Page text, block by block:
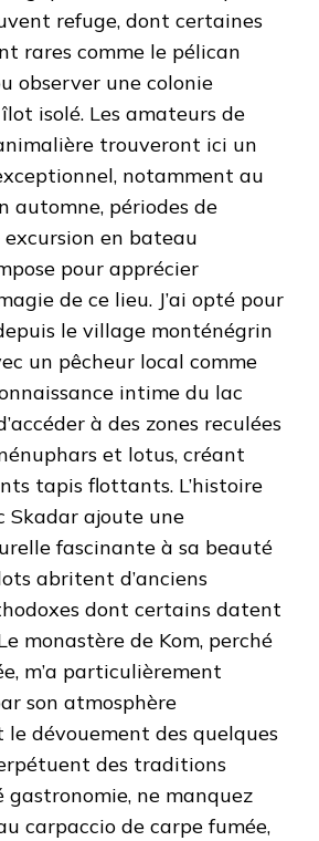
refuge, dont certaines
rares comme le pélican
observer une colonie
isolé. Les amateurs de
trouveront ici un
notamment au
automne, périodes de
en bateau
pour apprécier
de ce lieu. J’ai opté pour
le village monténégrin
un pêcheur local comme
intime du lac
à des zones reculées
et lotus, créant
tapis flottants. L’histoire
Skadar ajoute une
fascinante à sa beauté
abritent d’anciens
dont certains datent
monastère de Kom, perché
m’a particulièrement
son atmosphère
dévouement des quelques
des traditions
gastronomie, ne manquez
carpaccio de carpe fumée,